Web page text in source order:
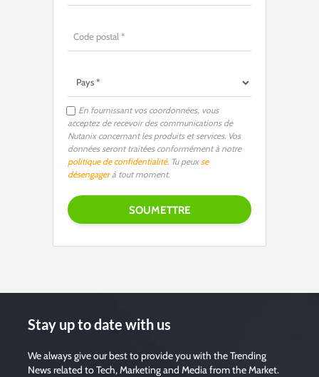
En fournissant vos coordonnées, vous
acceptez de recevoir des communications de
Nutanix concernant les produits et services. Vos
données seront traitées conformément à notre
politique de confidentialité. Tu peux se
désengagerà tout moment.
Stay up to date with us
We always give our best to provide you with the Trending
News related to Tech, Marketing and Media from the Market.